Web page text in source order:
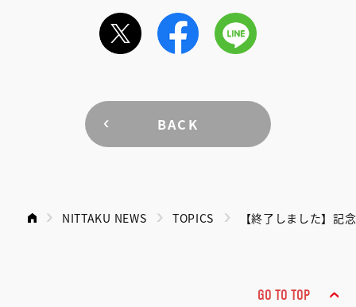
BACK
NITTAKU NEWS TOPICS 【終了しました】記
GO TO TOP